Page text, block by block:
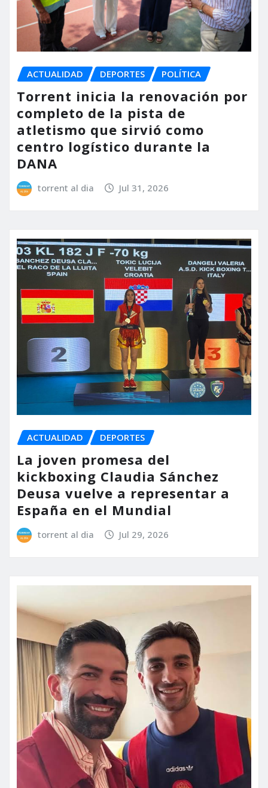
ACTUALIDAD DEPORTES POLÍTICA
Torrent inicia la renovación por
completo de la pista de
atletismo que sirvió como
centro logístico durante la
DANA
torrent al dia Jul 31, 2026
ACTUALIDAD DEPORTES
La joven promesa del
kickboxing Claudia Sánchez
Deusa vuelve a representar a
España en el Mundial
torrent al dia Jul 29, 2026